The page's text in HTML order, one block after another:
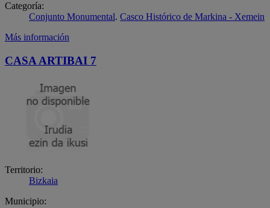
Categoría:
Conjunto Monumental. Casco Histórico de Markina - Xemein
Más información
CASA ARTIBAI 7
Territorio:
Bizkaia
Municipio: